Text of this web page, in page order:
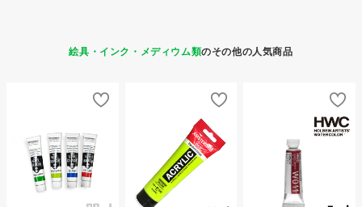
絵具・インク・メディウム類のその他の人気商品